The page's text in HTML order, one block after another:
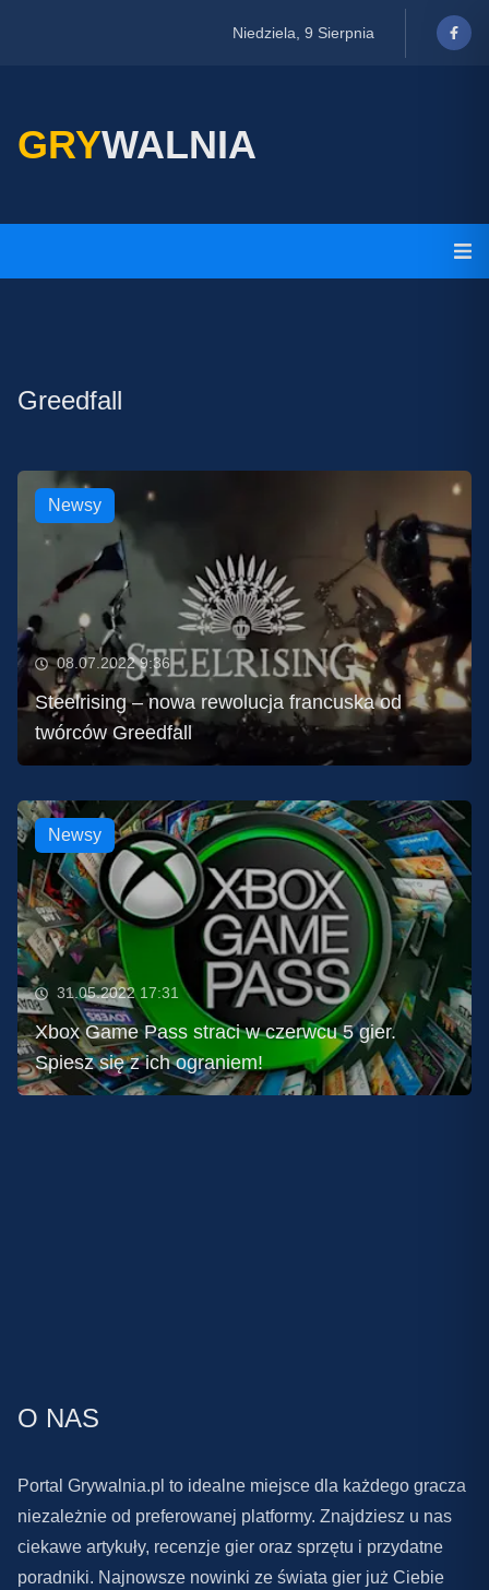
Niedziela, 9 Sierpnia
GRYWALNIA
Greedfall
Newsy
08.07.2022 9:36
Steelrising – nowa rewolucja francuska od
twórców Greedfall
Newsy
31.05.2022 17:31
Xbox Game Pass straci w czerwcu 5 gier.
Spiesz się z ich ograniem!
O NAS
Portal Grywalnia.pl to idealne miejsce dla każdego gracza
niezależnie od preferowanej platformy. Znajdziesz u nas
ciekawe artykuły, recenzje gier oraz sprzętu i przydatne
poradniki. Najnowsze nowinki ze świata gier już Ciebie